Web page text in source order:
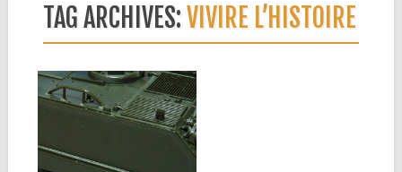
TAG ARCHIVES:VIVIRE L’HISTOIRE
10.02.16
PARIS MASTER CONTEST
Bonjour, j’ai la chance de
ateliers organisés...